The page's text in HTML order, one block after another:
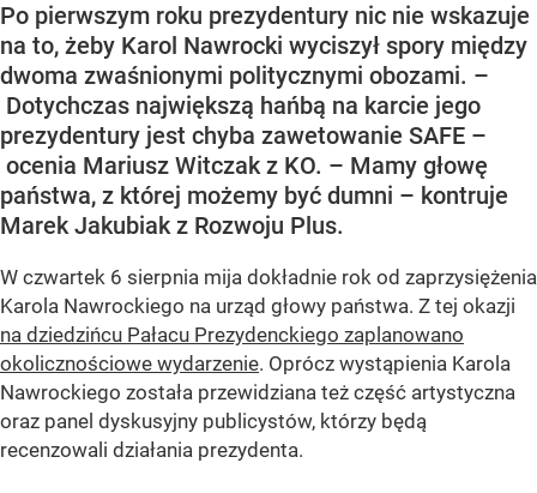
Po pierwszym roku prezydentury nic nie wskazuje
na to, żeby Karol Nawrocki wyciszył spory między
dwoma zwaśnionymi politycznymi obozami. –
Dotychczas największą hańbą na karcie jego
prezydentury jest chyba zawetowanie SAFE –
ocenia Mariusz Witczak z KO. – Mamy głowę
państwa, z której możemy być dumni – kontruje
Marek Jakubiak z Rozwoju Plus.
W czwartek 6 sierpnia mija dokładnie rok od zaprzysiężenia
Karola Nawrockiego na urząd głowy państwa. Z tej okazji
na dziedzińcu Pałacu Prezydenckiego zaplanowano
okolicznościowe wydarzenie. Oprócz wystąpienia Karola
Nawrockiego została przewidziana też część artystyczna
oraz panel dyskusyjny publicystów, którzy będą
recenzowali działania prezydenta.